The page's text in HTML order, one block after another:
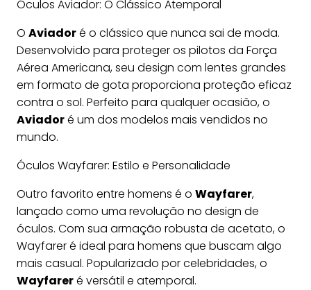
Óculos Aviador: O Clássico Atemporal
O Aviadoré o clássico que nunca sai de moda.
Desenvolvido para proteger os pilotos da Força
Aérea Americana, seu design com lentes grandes
em formato de gota proporciona proteção eficaz
contra o sol. Perfeito para qualquer ocasião, o
Aviadoré um dos modelos mais vendidos no
mundo.
Óculos Wayfarer: Estilo e Personalidade
Outro favorito entre homens é o Wayfarer,
lançado como uma revolução no design de
óculos. Com sua armação robusta de acetato, o
Wayfarer é ideal para homens que buscam algo
mais casual. Popularizado por celebridades, o
Wayfareré versátil e atemporal.